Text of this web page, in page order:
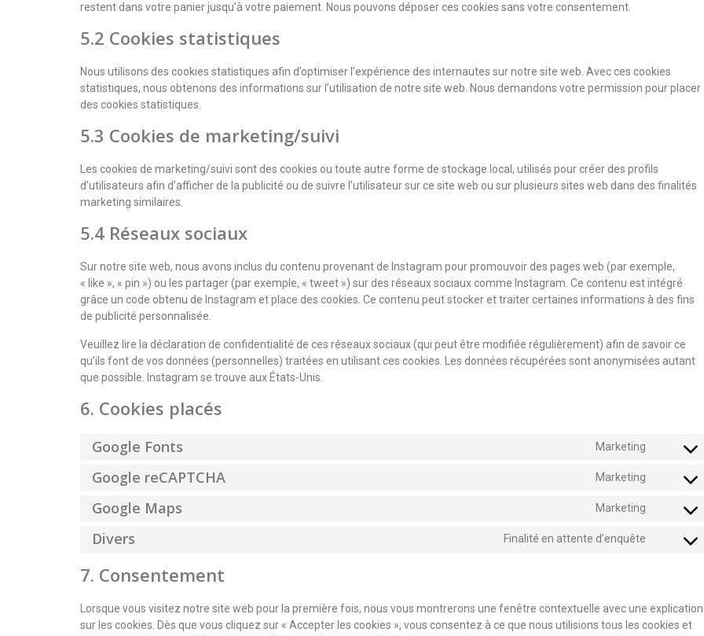
restent dans votre panier jusqu’à votre paiement. Nous pouvons déposer ces cookies sans votre consentement.
5.2 Cookies statistiques
Nous utilisons des cookies statistiques afin d’optimiser l’expérience des internautes sur notre site web. Avec ces cookies
statistiques, nous obtenons des informations sur l’utilisation de notre site web. Nous demandons votre permission pour placer
des cookies statistiques.
5.3 Cookies de marketing/suivi
Les cookies de marketing/suivi sont des cookies ou toute autre forme de stockage local, utilisés pour créer des profils
d’utilisateurs afin d’afficher de la publicité ou de suivre l’utilisateur sur ce site web ou sur plusieurs sites web dans des finalités
marketing similaires.
5.4 Réseaux sociaux
Sur notre site web, nous avons inclus du contenu provenant de Instagram pour promouvoir des pages web (par exemple,
« like », « pin ») ou les partager (par exemple, « tweet ») sur des réseaux sociaux comme Instagram. Ce contenu est intégré
grâce un code obtenu de Instagram et place des cookies. Ce contenu peut stocker et traiter certaines informations à des fins
de publicité personnalisée.
Veuillez lire la déclaration de confidentialité de ces réseaux sociaux (qui peut être modifiée régulièrement) afin de savoir ce
qu’ils font de vos données (personnelles) traitées en utilisant ces cookies. Les données récupérées sont anonymisées autant
que possible. Instagram se trouve aux États-Unis.
6. Cookies placés
Google Fonts Marketing
Google reCAPTCHA Marketing
Google Maps Marketing
Divers Finalité en attente d’enquête
7. Consentement
Lorsque vous visitez notre site web pour la première fois, nous vous montrerons une fenêtre contextuelle avec une explication
sur les cookies. Dès que vous cliquez sur « Accepter les cookies », vous consentez à ce que nous utilisions tous les cookies et